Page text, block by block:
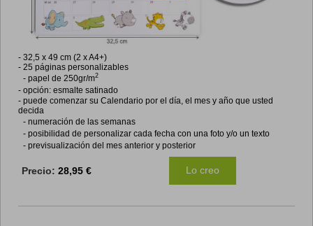
- 32,5 x 49 cm (2 x A4+)
- 25 páginas personalizables
- papel de 250gr/m2
- opción: esmalte satinado
- puede comenzar su Calendario por el día, el mes y año que usted
decida
- numeración de las semanas
- posibilidad de personalizar cada fecha con una foto y/o un texto
- previsualización del mes anterior y posterior
Precio: 28,95 € Lo creo